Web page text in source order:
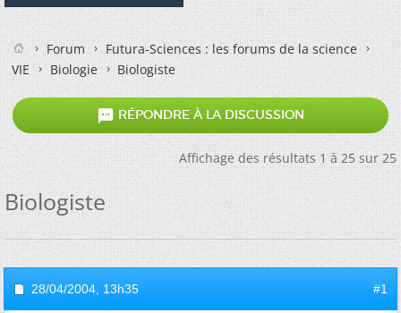
Forum
Futura-Sciences : les forums de la science
VIE
Biologie Biologiste
 RÉPONDRE À LA DISCUSSION
Affichage des résultats 1 à 25 sur 25
Biologiste
28/04/2004, 13h35 #1